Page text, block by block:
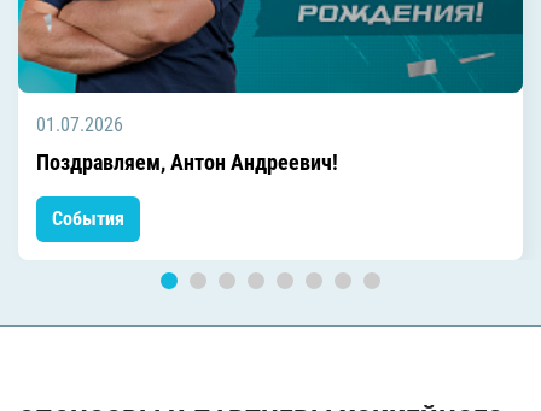
01.07.2026
Поздравляем, Антон Андреевич!
События